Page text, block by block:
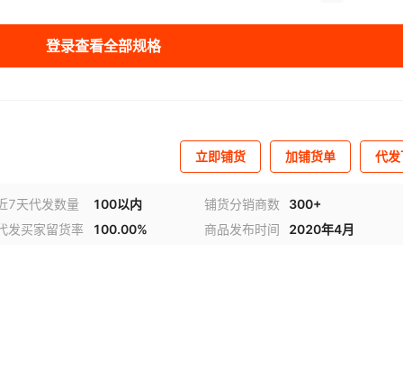
登录查看全部规格
立即铺货 加铺货单 代
7天代发数量 100以内 铺货分销商数
300+
发买家留货率
100.00% 商品发布时间 2020年4月